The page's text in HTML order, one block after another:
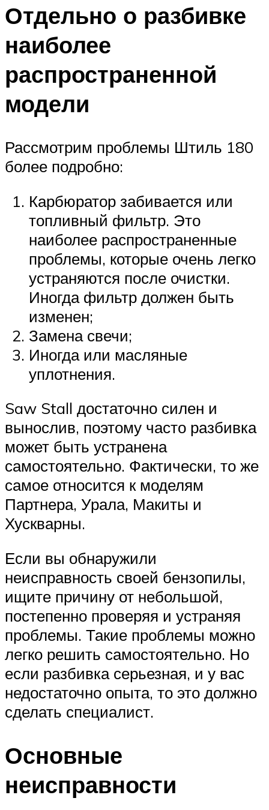
Отдельно о разбивке
наиболее
распространенной
модели
Рассмотрим проблемы Штиль 180
более подробно:
Карбюратор забивается или
топливный фильтр. Это
наиболее распространенные
проблемы, которые очень легко
устраняются после очистки.
Иногда фильтр должен быть
изменен;
Замена свечи;
Иногда или масляные
уплотнения.
Saw Stall достаточно силен и
вынослив, поэтому часто разбивка
может быть устранена
самостоятельно. Фактически, то же
самое относится к моделям
Партнера, Урала, Макиты и
Хускварны.
Если вы обнаружили
неисправность своей бензопилы,
ищите причину от небольшой,
постепенно проверяя и устраняя
проблемы. Такие проблемы можно
легко решить самостоятельно. Но
если разбивка серьезная, и у вас
недостаточно опыта, то это должно
сделать специалист.
Основные
неисправности